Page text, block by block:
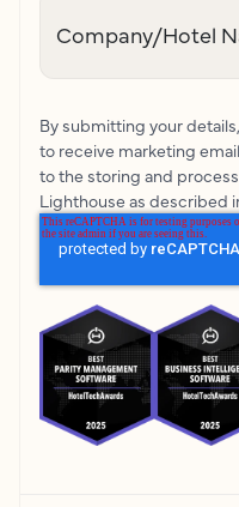
Company/Hotel
By submitting your
to receive marketing
to the storing and
Lighthouse as described